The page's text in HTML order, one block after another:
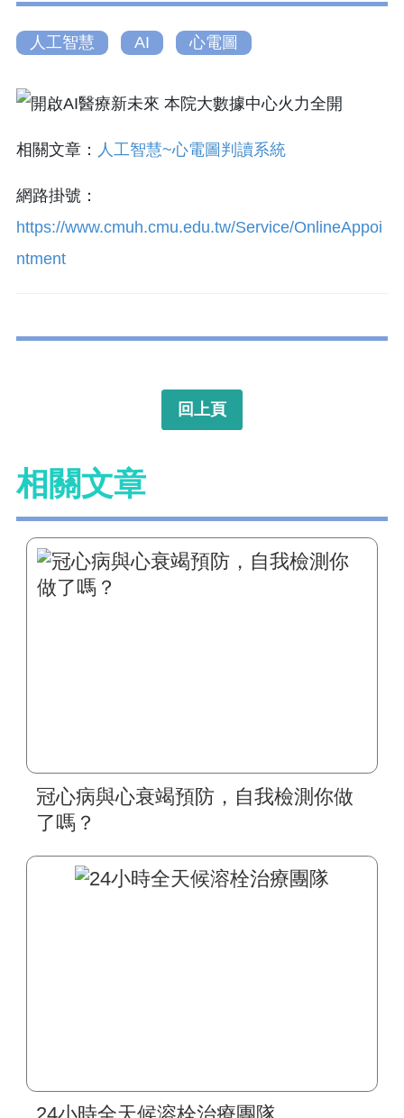
人工智慧 AI 心電圖
相關文章： 人工智慧~心電圖判讀系統
網路掛號：
https://www.cmuh.cmu.edu.tw/Service/OnlineAppoi
ntment
回上頁
相關文章
冠心病與心衰竭預防，自我檢測你做
了嗎？